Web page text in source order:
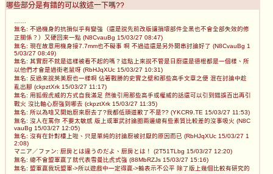
哪些部分是有錯的可以敘述一下嗎??
無名: 不過機身的抗損似乎有變強（還是說先前改版讓損壞部件全黑也不會全部失效的修
正關係？）又硬回來一點 (N8CvauBg 15/03/27 08:47)
無名: 現在故意用機身接7.7mm也不礙事 啊 不過這還是另外開串討論好了 (N8CvauBg 1
5/03/27 08:49)
無名: 其實廚不就是這樣被看不起的嗎？這點上來說不管是日廚還是德棍都是一個樣、所
以他們才會是過街老鼠呀 (RbHJqXUc 15/03/27 10:31)
無名: 反過來說英美廚也一樣啊 佔著戰勝的史實之壁和那些高手文章之便 混在討論中趁
亂出腳 (ckpztXrk 15/03/27 11:17)
無名: 用狐假虎威的方式自我滿足 然後引用那些高手或權威的話還可以引到錯誤百出再引
戰火 沒比軸心廚強到哪去 (ckpztXrk 15/03/27 11:35)
無名: 所以為啥又開始廚來廚去了?我都低頭道歉了不是?? (YKCR9.TE 15/03/27 11:53)
無名: 沒人在罵你 不要太敏感 版上或軍武討論圈兩邊總有些素質比較差的沒事吸火 (N8C
vauBg 15/03/27 12:05)
無名: 沒有在針對樓上啦、只是單純的討論廚被討厭的原因而已 (RbHJqXUc 15/03/27 1
2:08)
マニア／ファン: 厨房とは違うのだよ、厨房とは！ (2T51TLbg 15/03/27 12:20)
無名: 總不會盟軍贏了就代表雪曼比虎式強 (88MbRZJs 15/03/27 15:16)
無名: 盟軍贏我玩盟軍->所以遊戲中一定得贏->輸表示不公平 除了版上幾個比較有研究的